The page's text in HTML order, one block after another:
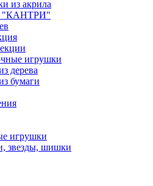
из акрила
"КАНТРИ"
игрушки
дерева
бумаги
игрушки
звезды, шишки